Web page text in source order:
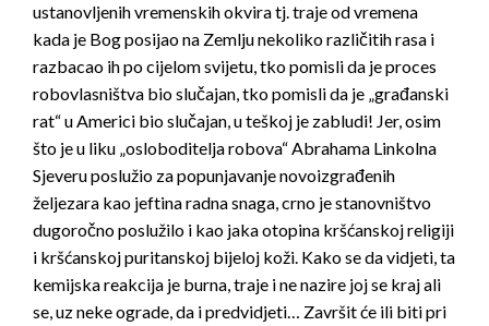
ustanovljenih vremenskih okvira tj. traje od vremena
kada je Bog posijao na Zemlju nekoliko različitih rasa i
razbacao ih po cijelom svijetu, tko pomisli da je proces
robovlasništva bio slučajan, tko pomisli da je „građanski
rat“ u Americi bio slučajan, u teškoj je zabludi! Jer, osim
što je u liku „osloboditelja robova“ Abrahama Linkolna
Sjeveru poslužio za popunjavanje novoizgrađenih
željezara kao jeftina radna snaga, crno je stanovništvo
dugoročno poslužilo i kao jaka otopina kršćanskoj religiji
i kršćanskoj puritanskoj bijeloj koži. Kako se da vidjeti, ta
kemijska reakcija je burna, traje i ne nazire joj se kraj ali
se, uz neke ograde, da i predvidjeti… Završit će ili biti pri